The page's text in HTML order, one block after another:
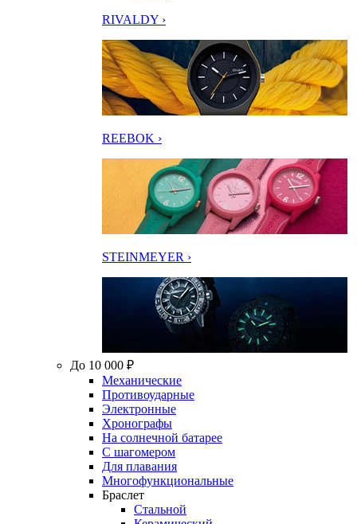
RIVALDY ›
REEBOK ›
STEINMEYER ›
До 10 000 ₽
Механические
Противоударные
Электронные
Хронографы
На солнечной батарее
С шагомером
Для плавания
Многофункциональные
Браслет
Стальной